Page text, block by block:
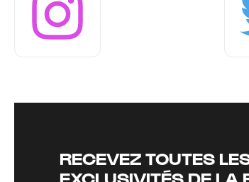
RECEVEZ TOUTES
EXCLUSIVITÉS DE LA